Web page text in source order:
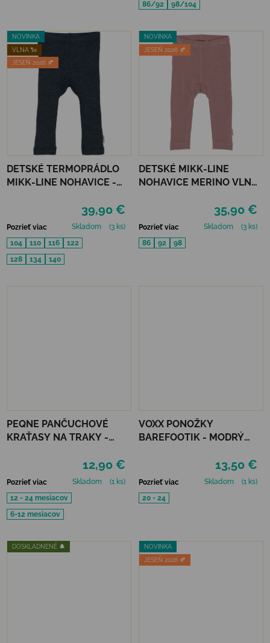
86/92 98/104
NOVINKA
VLNA 🐑
JESEŇ 2026 🍂
DETSKÉ TERMOPRÁDLO
MIKK-LINE NOHAVICE -
39,90 €
Pozrieť viac Skladom
(3 ks)
104
110 116
122
128
134 140
NOVINKA
JESEŇ 2026 🍂
DETSKÉ MIKK-LINE
NOHAVICE MERINO VLNA
35,90 €
Pozrieť viac Skladom
(3 ks)
86
92 98
PEQNE PANČUCHOVÉ
KRAŤASY NA TRAKY -
12,90 €
Pozrieť viac Skladom
(1 ks)
12 - 24 mesiacov
6-12 mesiacov
VOXX PONOŽKY
BAREFOOTIK - MODRÝ
13,50 €
Pozrieť viac Skladom
(1 ks)
20 - 24
DOSKLADNENÉ 🔔
NOVINKA
JESEŇ 2026 🍂